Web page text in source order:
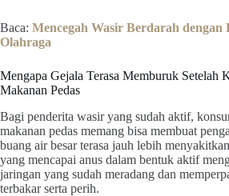
Baca: Mencegah Wasir Berdarah dengan
Olahraga
Mengapa Gejala Terasa Memburuk Setelah
Makanan Pedas
Bagi penderita wasir yang sudah aktif,
makanan pedas memang bisa membuat
buang air besar terasa jauh lebih
yang mencapai anus dalam bentuk aktif
jaringan yang sudah meradang dan
terbakar serta perih.